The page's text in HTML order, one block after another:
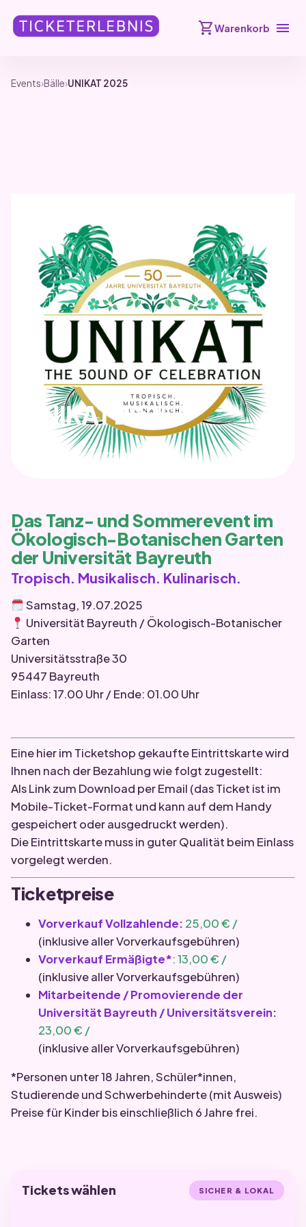
shopping_cartWarenkorb menu
Events›Bälle›UNIKAT 2025
BÄLLE
UNIKAT 2025
Samstag, 19. Juli 2025
Das Tanz- und Sommerevent im
Ökologisch-Botanischen Garten
der Universität Bayreuth
Tropisch. Musikalisch. Kulinarisch.
Samstag, 19.07.2025
Universität Bayreuth / Ökologisch-Botanischer
Garten
Universitätsstraße 30
95447 Bayreuth
Einlass: 17.00 Uhr / Ende: 01.00 Uhr
Eine hier im Ticketshop gekaufte Eintrittskarte wird
Ihnen nach der Bezahlung wie folgt zugestellt:
Als Link zum Download per Email (das Ticket ist im
Mobile-Ticket-Format und kann auf dem Handy
gespeichert oder ausgedruckt werden).
Die Eintrittskarte muss in guter Qualität beim Einlass
vorgelegt werden.
Ticketpreise
Vorverkauf Vollzahlende: 25,00 € /
(inklusive aller Vorverkaufsgebühren)
Vorverkauf Ermäßigte*: 13,00 € /
(inklusive aller Vorverkaufsgebühren)
Mitarbeitende / Promovierende der
Universität Bayreuth / Universitätsverein:
23,00 € /
(inklusive aller Vorverkaufsgebühren)
*Personen unter 18 Jahren, Schüler*innen,
Studierende und Schwerbehinderte (mit Ausweis)
Preise für Kinder bis einschließlich 6 Jahre frei.
Tickets wählen SICHER & LOKAL